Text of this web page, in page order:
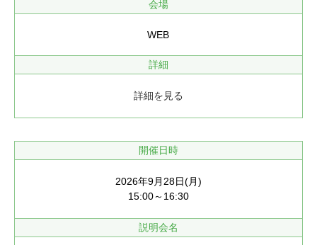
会場
WEB
詳細
詳細を見る
開催日時
2026年9月28日(月)
15:00～16:30
説明会名